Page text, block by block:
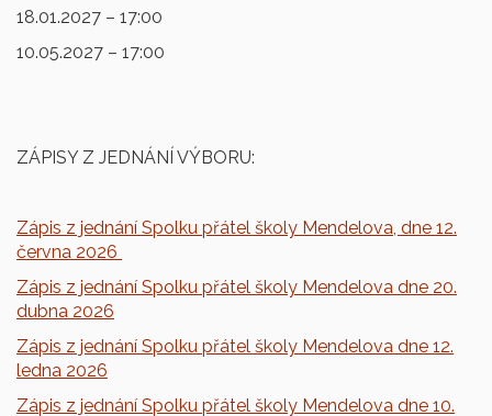
18.01.2027 – 17:00
10.05.2027 – 17:00
ZÁPISY Z JEDNÁNÍ VÝBORU:
Zápis z jednání Spolku přátel školy Mendelova, dne 12.
června 2026
Zápis z jednání Spolku přátel školy Mendelova dne 20.
dubna 2026
Zápis z jednání Spolku přátel školy Mendelova dne 12.
ledna 2026
Zápis z jednání Spolku přátel školy Mendelova dne 10.